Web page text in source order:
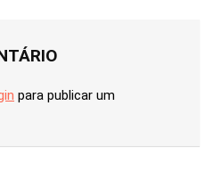
para publicar um